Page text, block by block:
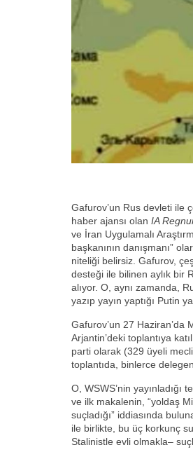
Gafurov’un Rus devleti ile
haber ajansı olan IA
ve İran Uygulamalı
başkanının danışmanı”
niteliği belirsiz. Gafurov,
desteği ile bilinen aylık bir
alıyor. O, aynı zamanda,
yazıp yayın yaptığı Putin
Gafurov’un 27 Haziran’da
Arjantin’deki toplantıya
parti olarak (329 üyeli
toplantıda, binlerce
O, WSWS’nin yayınladığı
ve ilk makalenin, “yoldaş
suçladığı” iddiasında
ile birlikte, bu üç korkunç
Stalinistle evli olmakla–